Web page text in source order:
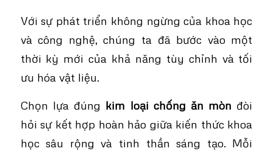
Với sự phát triển không ngừng của khoa học
và công nghệ, chúng ta đã bước vào một
thời kỳ mới của khả năng tùy chỉnh và tối
ưu hóa vật liệu.
Chọn lựa đúng kim loại chống ăn mòn đòi
hỏi sự kết hợp hoàn hảo giữa kiến thức khoa
học sâu rộng và tinh thần sáng tạo. Mỗi